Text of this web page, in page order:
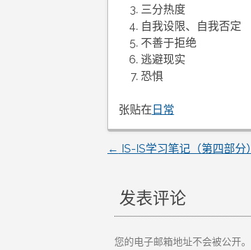
三分热度
自我设限、自我否定
不善于拒绝
逃避现实
恐惧
张贴在 日常
文
章
导
← IS-IS学习笔记（第四部分）
发表评论
您的电子邮箱地址不会被公开。